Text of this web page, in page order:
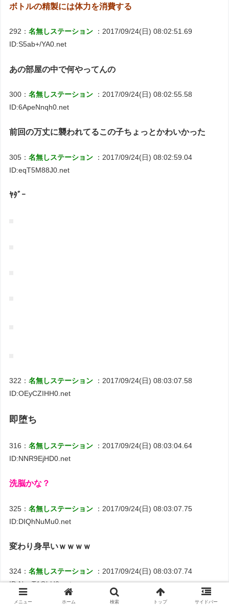
ボトルの精製には体力を消費する
292：名無しステーション
：2017/09/24(日) 08:02:51.69
ID:S5ab+/YA0.net
あの部屋の中で何やってんの
300：名無しステーション
：2017/09/24(日) 08:02:55.58
ID:6ApeNnqh0.net
前回の万丈に襲われてるこの子ちょっとかわいかった
305：名無しステーション
：2017/09/24(日) 08:02:59.04
ID:eqT5M88J0.net
ﾔﾀﾞｰ
322：名無しステーション
：2017/09/24(日) 08:03:07.58
ID:OEyCZIHH0.net
即堕ち
316：名無しステーション
：2017/09/24(日) 08:03:04.64
ID:NNR9EjHD0.net
洗脳かな？
325：名無しステーション
：2017/09/24(日) 08:03:07.75
ID:DIQhNuMu0.net
変わり身早いｗｗｗｗ
324：名無しステーション
：2017/09/24(日) 08:03:07.74
ID:NgaT1ObH0.net
メニュー ホーム 検索 トップ サイドバー